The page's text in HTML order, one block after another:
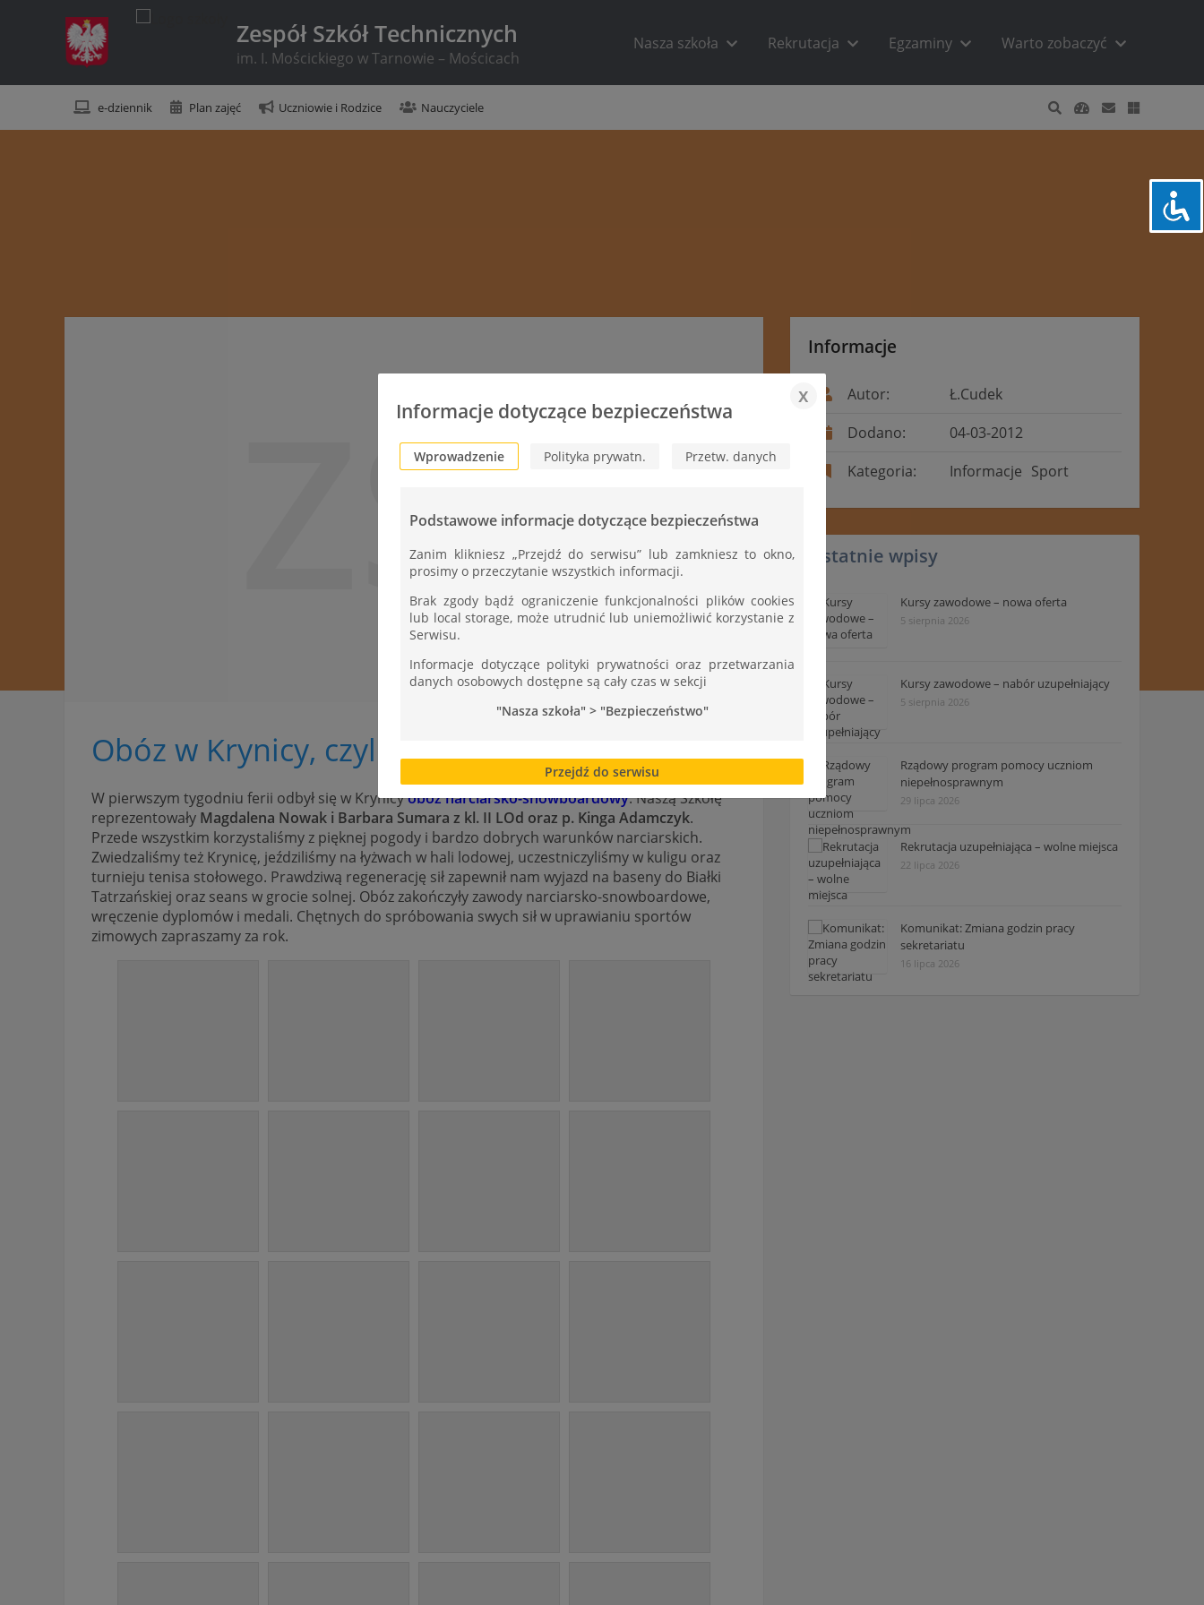
Zespół Szkół Technicznych
im. I. Mościckiego w Tarnowie – Mościcach
Nasza szkoła Rekrutacja Egzaminy Warto zobaczyć
e-dziennik Plan zajęć Uczniowie i Rodzice Nauczyciele
ZST
Obóz w Krynicy, czyli ferie na sportowo
W pierwszym tygodniu ferii odbył się w Krynicyobóz narciarsko-snowboardowy. Naszą Szkołę
reprezentowały Magdalena Nowak i Barbara Sumara z kl. II LOd oraz p. Kinga Adamczyk.
Przede wszystkim korzystaliśmy z pięknej pogody i bardzo dobrych warunków narciarskich.
Zwiedzaliśmy też Krynicę, jeździliśmy na łyżwach w hali lodowej, uczestniczyliśmy w kuligu oraz
turnieju tenisa stołowego. Prawdziwą regenerację sił zapewnił nam wyjazd na baseny do Białki
Tatrzańskiej oraz seans w grocie solnej. Obóz zakończyły zawody narciarsko-snowboardowe,
wręczenie dyplomów i medali. Chętnych do spróbowania swych sił w uprawianiu sportów
zimowych zapraszamy za rok.
Informacje
Autor:
Ł.Cudek
Dodano:
04-03-2012
Kategoria:
Informacje Sport
Ostatnie wpisy
Kursy zawodowe – nowa oferta
5 sierpnia 2026
Kursy zawodowe – nabór uzupełniający
5 sierpnia 2026
Rządowy program pomocy uczniom
niepełnosprawnym
29 lipca 2026
Rekrutacja uzupełniająca – wolne miejsca
22 lipca 2026
Komunikat: Zmiana godzin pracy
sekretariatu
16 lipca 2026
Informacje dotyczące bezpieczeństwa
x
Wprowadzenie Polityka prywatn. Przetw. danych
Podstawowe informacje dotyczące bezpieczeństwa
Zanim klikniesz „Przejdź do serwisu” lub zamkniesz to okno,
prosimy o przeczytanie wszystkich informacji.
Brak zgody bądź ograniczenie funkcjonalności plików cookies
lub local storage, może utrudnić lub uniemożliwić korzystanie z
Serwisu.
Informacje dotyczące polityki prywatności oraz przetwarzania
danych osobowych dostępne są cały czas w sekcji
"Nasza szkoła" > "Bezpieczeństwo"
Przejdź do serwisu